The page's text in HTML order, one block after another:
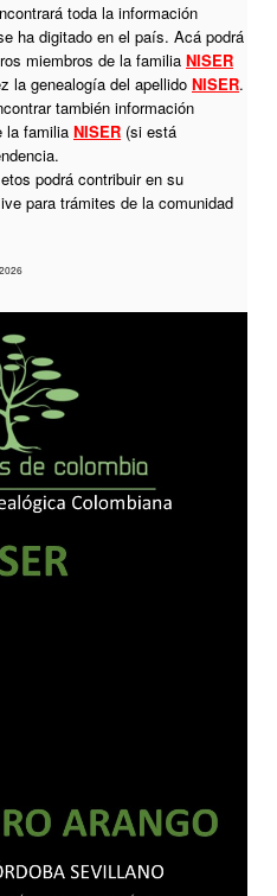
toda la información
ha digitado en el país. Acá podrá
miembros de la familia NISER
la genealogía del apellido NISER.
también información
la familia NISER (si está
podrá contribuir en su
para trámites de la comunidad